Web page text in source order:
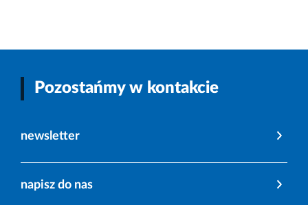
Pozostańmy w kontakcie
newsletter
napisz do nas